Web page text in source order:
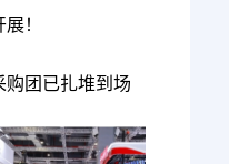
！
购团已扎堆到场